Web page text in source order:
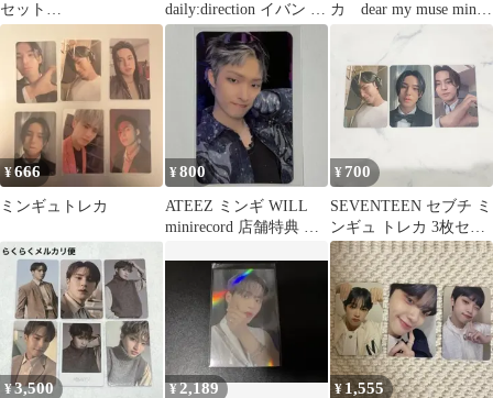
セット
DAILYDIRECTION イ
ヴァン
daily:direction イバン ト
レカセット
カ dear my muse mini
record
¥666
ミンギュトレカ
¥800
ATEEZ ミンギ WILL
minirecord 店舗特典 ト
¥700
SEVENTEEN セブチ ミ
ンギュ トレカ 3枚セッ
ト まとめ
(Semicolon,FML2枚,)
¥3,500 ¥2,189 ¥ 1,555